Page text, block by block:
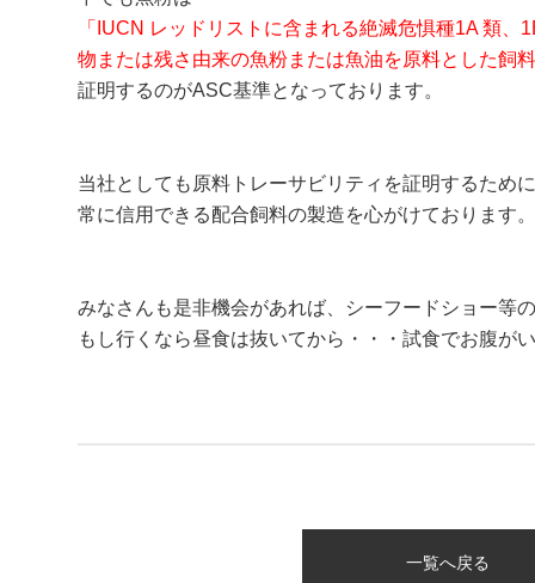
「IUCN レッドリストに含まれる絶滅危惧種1A 類、
物または残さ由来の魚粉または魚油を原料とした飼
証明するのがASC基準となっております。
当社としても原料トレーサビリティを証明するため
常に信用できる配合飼料の製造を心がけております。
みなさんも是非機会があれば、シーフードショー等
もし行くなら昼食は抜いてから・・・試食でお腹が
一覧へ戻る